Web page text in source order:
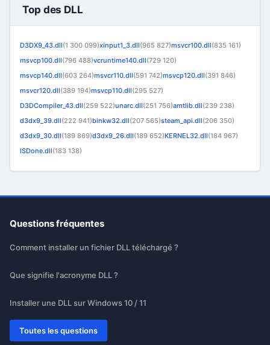
Top des DLL
D3DX9_43.dll(1 300 099)xinput1_3.dll(965 827)msvcr100.dll(835 161)
msvcp100.dll(796 488)vcruntime140.dll(729 120)
msvcp140.dll(603 264)msvcr110.dll(591 742)msvcp120.dll(391 846)
msvcr120.dll(389 194)msvcp110.dll(295 527)
D3DCompiler_43.dll(259 522)unarc.dll(251 756)amtlib.dll(239 238)
d3dx9_39.dll(222 941)binkw32.dll(207 565)steam_api.dll(206 350)
d3dx9_30.dll(189 869)d3dx9_26.dll(189 652)KERNEL32.dll(184 967)
ISDone.dll(183 138)
Questions fréquentes
Comment installer un fichier DLL téléchargé ?
Que signifie l'acronyme DLL ?
Installer une DLL sur Windows 10 / 11
Toutes les questions